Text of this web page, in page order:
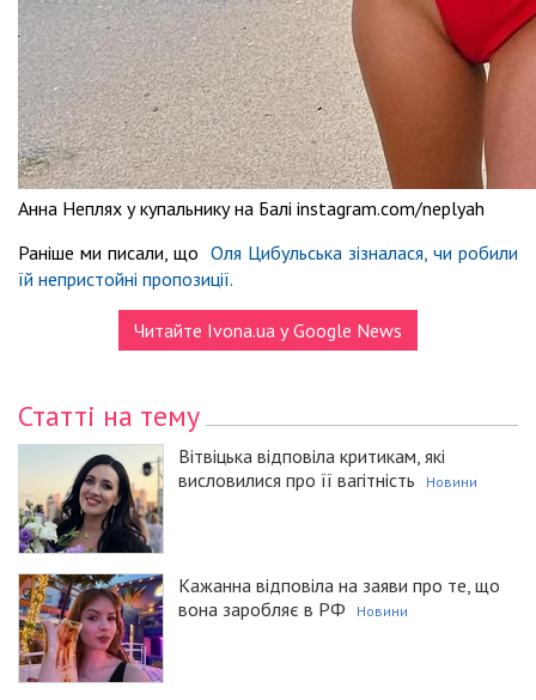
Анна Неплях у купальнику на Балі instagram.com/neplyah
Раніше ми писали, що Оля Цибульська зізналася, чи робили
їй непристойні пропозиції.
Читайте Ivona.ua у Google News
Статті на тему
Вітвіцька відповіла критикам, які
висловилися про її вагітність
Новини
Кажанна відповіла на заяви про те, що
вона заробляє в РФ
Новини